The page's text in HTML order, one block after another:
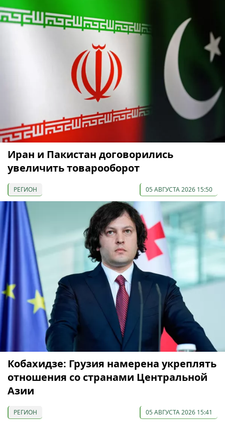
Иран и Пакистан договорились
увеличить товарооборот
РЕГИОН 05 АВГУСТА 2026 15:50
Кобахидзе: Грузия намерена укреплять
отношения со странами Центральной
Азии
РЕГИОН 05 АВГУСТА 2026 15:41